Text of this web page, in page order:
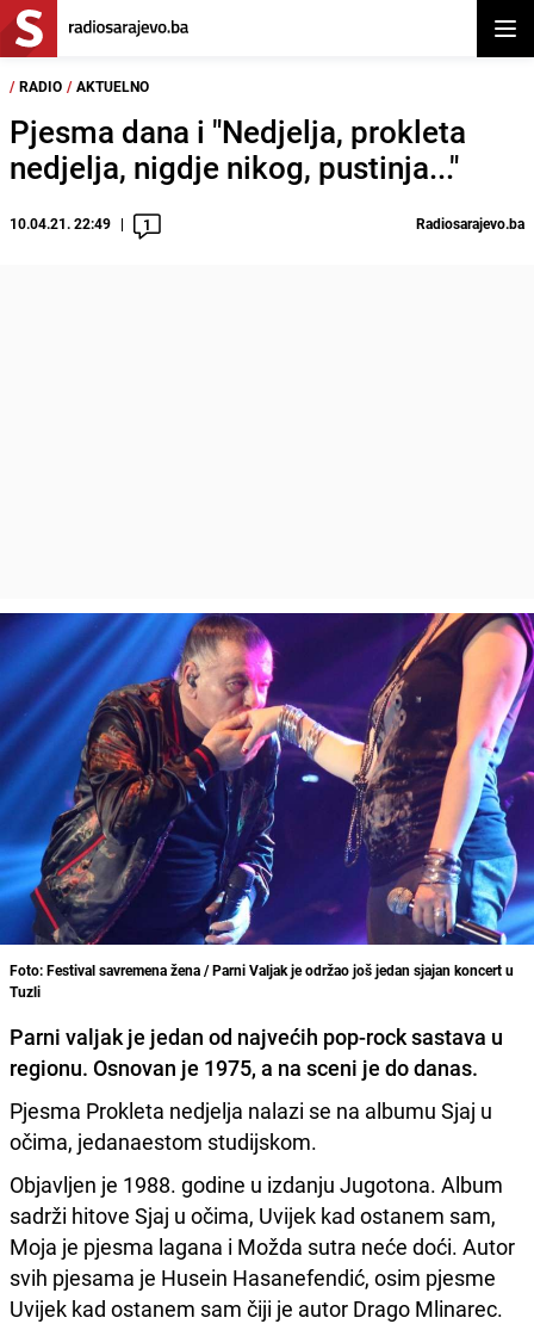
/ RADIO / AKTUELNO
Pjesma dana i "Nedjelja, prokleta
nedjelja, nigdje nikog, pustinja..."
10.04.21. 22:49 1 Radiosarajevo.ba
Foto: Festival savremena žena / Parni Valjak je održao još jedan sjajan koncert u
Tuzli
Parni valjak je jedan od najvećih pop-rock sastava u
regionu. Osnovan je 1975, a na sceni je do danas.
Pjesma Prokleta nedjelja nalazi se na albumu Sjaj u
očima, jedanaestom studijskom.
Objavljen je 1988. godine u izdanju Jugotona. Album
sadrži hitove Sjaj u očima, Uvijek kad ostanem sam,
Moja je pjesma lagana i Možda sutra neće doći. Autor
svih pjesama je Husein Hasanefendić, osim pjesme
Uvijek kad ostanem sam čiji je autor Drago Mlinarec.